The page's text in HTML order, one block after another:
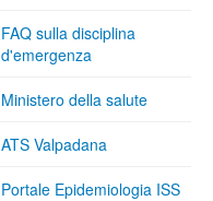
FAQ sulla disciplina
d'emergenza
Ministero della salute
ATS Valpadana
Portale Epidemiologia ISS